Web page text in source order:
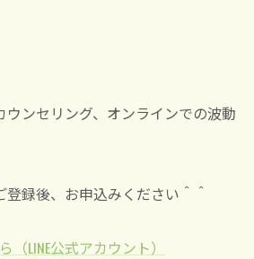
ウンセリング、オンラインでの波動
登録後、お申込みください＾＾
LINE公式アカウント）